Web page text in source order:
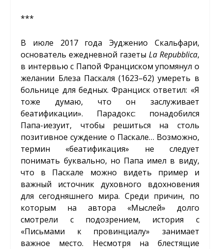
***
В июле 2017 года Эудженио Скальфари,
основатель ежедневной газеты La Repubblica,
в интервью с Папой Франциском упомянул о
желании Блеза Паскаля (1623–62) умереть в
больнице для бедных. Франциск ответил: «Я
тоже думаю, что он заслуживает
беатификации». Парадокс: понадобился
Папа-иезуит, чтобы решиться на столь
позитивное суждение о Паскале… Возможно,
термин «беатификация» не следует
понимать буквально, но Папа имел в виду,
что в Паскале можно видеть пример и
важный источник духовного вдохновения
для сегодняшнего мира. Среди причин, по
которым на автора «Мыслей» долго
смотрели с подозрением, история с
«Письмами к провинциалу» занимает
важное место. Несмотря на блестящие